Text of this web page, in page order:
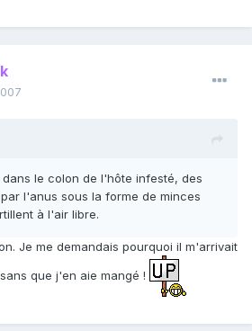
le colon de l'hôte infesté, des
l'anus sous la forme de minces
à l'air libre.
Je me demandais pourquoi il m'arrivait
que j'en aie mangé !